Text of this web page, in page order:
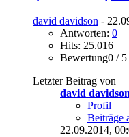
david davidson -
Antworten: 0
Hits: 25.016
Bewertung0 / 5
Letzter Beitrag von
david
Profil
Beiträge
22.09.2014,